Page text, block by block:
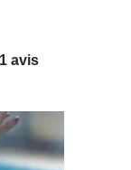
avis